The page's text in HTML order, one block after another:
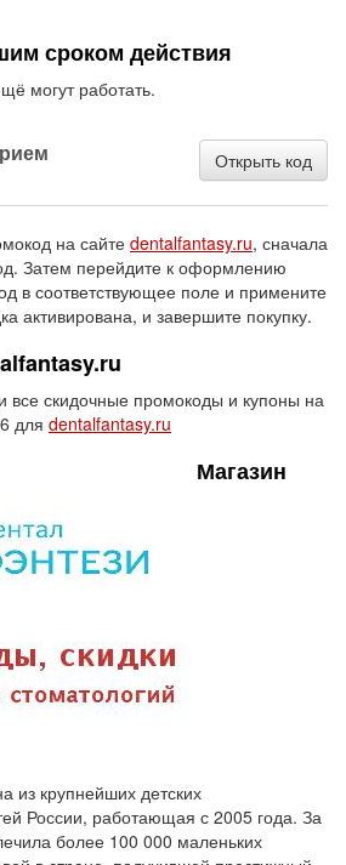
сроком действия
могут работать.
Открыть код
на сайте dentalfantasy.ru, сначала
Затем перейдите к оформлению
в соответствующее поле и примените
активирована, и завершите покупку.
все скидочные промокоды и купоны на
для dentalfantasy.ru
Магазин
из крупнейших детских
России, работающая с 2005 года. За
более 100 000 маленьких